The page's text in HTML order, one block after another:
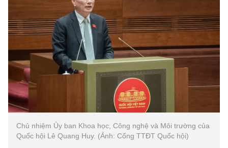
Chủ nhiệm Ủy ban Khoa học, Công nghệ và Môi trường của
Quốc hội Lê Quang Huy. (Ảnh: Cổng TTĐT Quốc hội)